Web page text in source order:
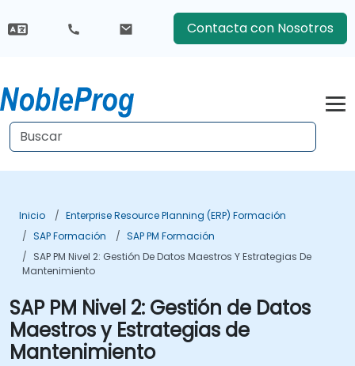
Contacta con Nosotros
Inicio
Enterprise Resource Planning (ERP) Formación
SAP Formación
SAP PM Formación
SAP PM Nivel 2: Gestión De Datos Maestros Y Estrategias De
Mantenimiento
SAP PM Nivel 2: Gestión de Datos
Maestros y Estrategias de
Mantenimiento